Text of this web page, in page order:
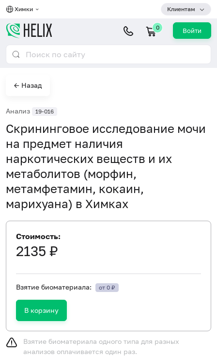
Химки Клиентам
0 Войти
← Назад
Анализ 19-016
Скрининговое исследование мочи
на предмет наличия
наркотических веществ и их
метаболитов (морфин,
метамфетамин, кокаин,
марихуана) в Химках
Стоимость:
2135 ₽
Взятие биоматериала: от 0 ₽
В корзину
Взятие биоматериала одного типа для разных
анализов оплачивается один раз.